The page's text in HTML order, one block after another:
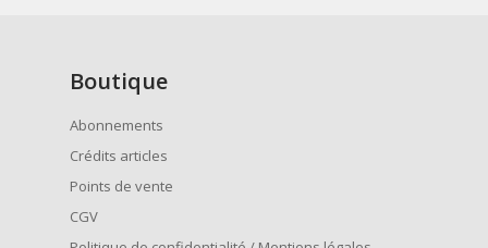
Boutique
Abonnements
Crédits articles
Points de vente
CGV